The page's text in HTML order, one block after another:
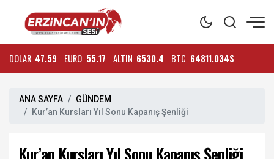
DOLAR 47.59 EURO 55.17 ALTIN 6530.4 BTC 64811.034$
ANA SAYFA
GÜNDEM
Kur’an Kursları Yıl Sonu Kapanış Şenliği
Kur’an Kursları Yıl Sonu Kapanış Şenliği